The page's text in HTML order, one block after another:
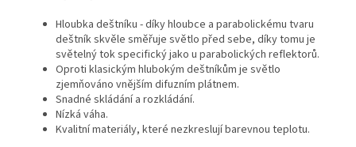
Hloubka deštníku - díky hloubce a parabolickému tvaru
deštník skvěle směřuje světlo před sebe, díky tomu je
světelný tok specifický jako u parabolických reflektorů.
Oproti klasickým hlubokým deštníkům je světlo
zjemňováno vnějším difuzním plátnem.
Snadné skládání a rozkládání.
Nízká váha.
Kvalitní materiály, které nezkreslují barevnou teplotu.